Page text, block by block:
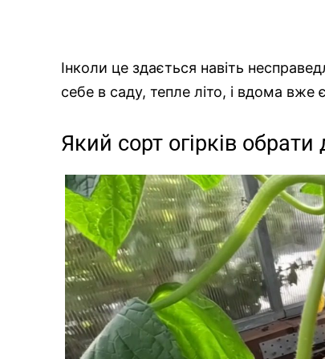
Інколи це здається навіть
себе в саду, тепле літо, і вдома вже є
Який сорт огірків